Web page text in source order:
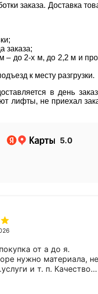
заказа. Доставка
заказа;
до 2-х м, до 2,2 м и
к месту разгрузки.
в день
лифты, не приехал
5.0
от а до я.
нужно материала, не
и т. п. Качество
качеством продукции